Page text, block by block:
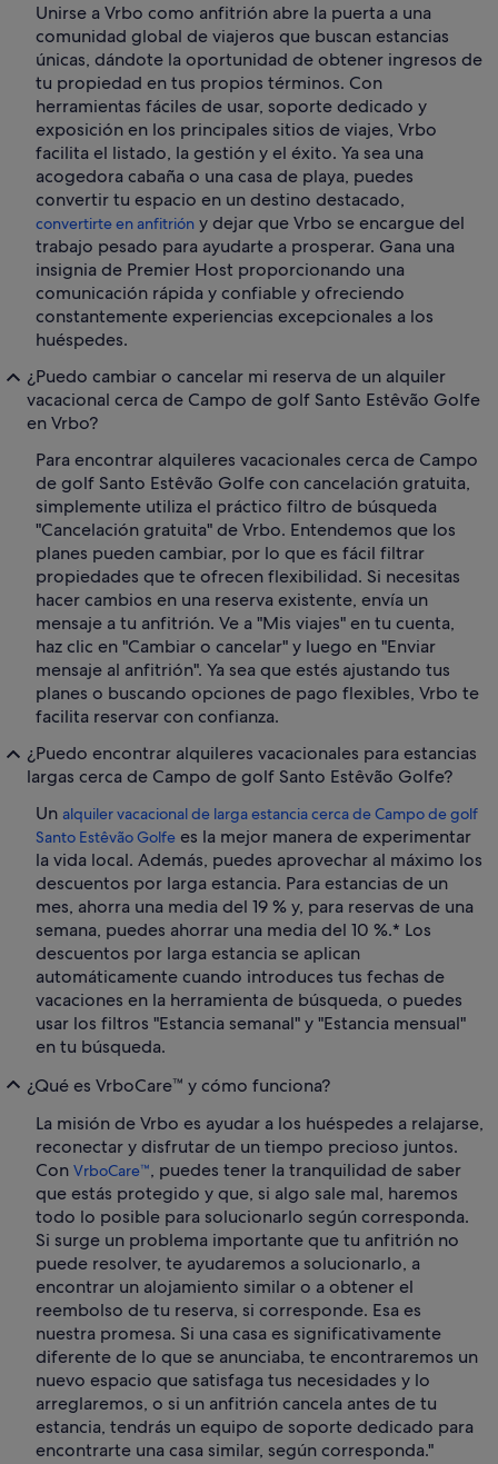
Unirse a Vrbo como anfitrión abre la puerta a una
comunidad global de viajeros que buscan estancias
únicas, dándote la oportunidad de obtener ingresos de
tu propiedad en tus propios términos. Con
herramientas fáciles de usar, soporte dedicado y
exposición en los principales sitios de viajes, Vrbo
facilita el listado, la gestión y el éxito. Ya sea una
acogedora cabaña o una casa de playa, puedes
convertir tu espacio en un destino destacado,
convertirte en anfitrión y dejar que Vrbo se encargue del
trabajo pesado para ayudarte a prosperar. Gana una
insignia de Premier Host proporcionando una
comunicación rápida y confiable y ofreciendo
constantemente experiencias excepcionales a los
huéspedes.
¿Puedo cambiar o cancelar mi reserva de un alquiler
vacacional cerca de Campo de golf Santo Estêvão Golfe
en Vrbo?
Para encontrar alquileres vacacionales cerca de Campo
de golf Santo Estêvão Golfe con cancelación gratuita,
simplemente utiliza el práctico filtro de búsqueda
"Cancelación gratuita" de Vrbo. Entendemos que los
planes pueden cambiar, por lo que es fácil filtrar
propiedades que te ofrecen flexibilidad. Si necesitas
hacer cambios en una reserva existente, envía un
mensaje a tu anfitrión. Ve a "Mis viajes" en tu cuenta,
haz clic en "Cambiar o cancelar" y luego en "Enviar
mensaje al anfitrión". Ya sea que estés ajustando tus
planes o buscando opciones de pago flexibles, Vrbo te
facilita reservar con confianza.
¿Puedo encontrar alquileres vacacionales para estancias
largas cerca de Campo de golf Santo Estêvão Golfe?
Un alquiler vacacional de larga estancia cerca de Campo de golf
Santo Estêvão Golfe es la mejor manera de experimentar
la vida local. Además, puedes aprovechar al máximo los
descuentos por larga estancia. Para estancias de un
mes, ahorra una media del 19 % y, para reservas de una
semana, puedes ahorrar una media del 10 %.* Los
descuentos por larga estancia se aplican
automáticamente cuando introduces tus fechas de
vacaciones en la herramienta de búsqueda, o puedes
usar los filtros "Estancia semanal" y "Estancia mensual"
en tu búsqueda.
¿Qué es VrboCare™ y cómo funciona?
La misión de Vrbo es ayudar a los huéspedes a relajarse,
reconectar y disfrutar de un tiempo precioso juntos.
Con VrboCare™, puedes tener la tranquilidad de saber
que estás protegido y que, si algo sale mal, haremos
todo lo posible para solucionarlo según corresponda.
Si surge un problema importante que tu anfitrión no
puede resolver, te ayudaremos a solucionarlo, a
encontrar un alojamiento similar o a obtener el
reembolso de tu reserva, si corresponde. Esa es
nuestra promesa. Si una casa es significativamente
diferente de lo que se anunciaba, te encontraremos un
nuevo espacio que satisfaga tus necesidades y lo
arreglaremos, o si un anfitrión cancela antes de tu
estancia, tendrás un equipo de soporte dedicado para
encontrarte una casa similar, según corresponda."